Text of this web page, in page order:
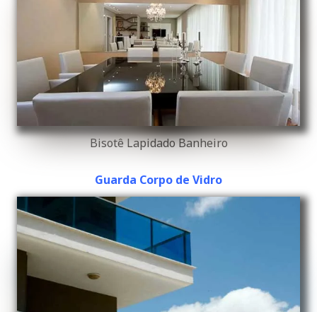
Bisotê Lapidado Banheiro
Guarda Corpo de Vidro